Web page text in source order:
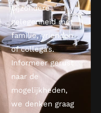
bijzondere
gelegenheid met
familie, vrienden
of collega’s.
Informeer gerust
naar de
mogelijkheden,
we denken graag